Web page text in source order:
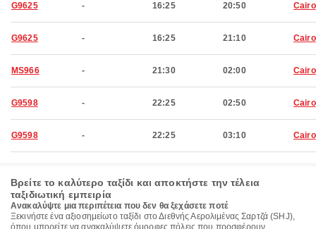
G9625 - 16:25 20:50 Cairo
G9625 - 16:25 21:10 Cairo
MS966 - 21:30 02:00 Cairo
G9598 - 22:25 02:50 Cairo
G9598 - 22:25 03:10 Cairo
Βρείτε το καλύτερο ταξίδι και αποκτήστε την τέλεια
ταξιδιωτική εμπειρία
Ανακαλύψτε μια περιπέτεια που δεν θα ξεχάσετε ποτέ
Ξεκινήστε ένα αξιοσημείωτο ταξίδι στο Διεθνής Αερολιμένας Σαρτζά (SHJ),
όπου μπορείτε να ανακαλύψετε όμορφες πόλεις που προσφέρουν